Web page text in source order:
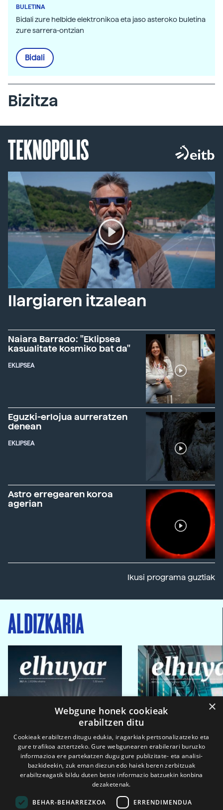
BULETINA
Bidali zure helbide elektronikoa eta jaso asteroko buletina
zure sarrera-ontzian
Bidali
Bizitza
TEKNOPOLIS
Ilargiaren itzalean
Naiara Barrado: "Eklipsea
kasualitate kosmiko bat da"
EKLIPSEA
Eguzki-erlojua aurreratzen
denean
EKLIPSEA
Astro erregearen koroa
agerian
Ikusi programa guztiak
ALDIZKARIA
×
Webgune honek cookieak
erabiltzen ditu
Cookieak erabiltzen ditugu edukia, iragarkiak pertsonalizatzeko eta
gure trafikoa aztertzeko. Gure webgunearen erabilerari buruzko
informazioa ere partekatzen dugu gure publizitate- eta analisi-
bazkideekin, zuk eman diezun edo haiek beren zerbitzuak
erabiltzeagatik bildu duten beste informazio batzuekin konbina
dezaketenak.
BEHAR-BEHARREZKOA ERRENDIMENDUA